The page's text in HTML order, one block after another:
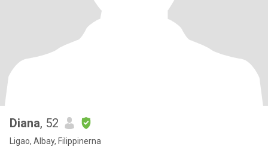
Diana, 52
Ligao, Albay, Filippinerna